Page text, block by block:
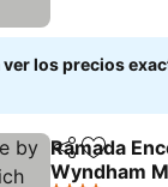
los precios
Compartir
Agregar
Ramada
Wyndham